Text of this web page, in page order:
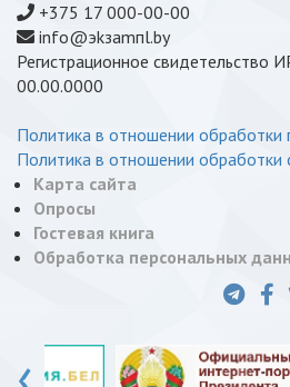
+375 17 000-00-00
info@эkзamпl.by
Регистрационное
00.00.0000
Политика в отношении обработки
Политика в отношении обработки
Карта сайта
Опросы
Гостевая книга
Обработка персональных